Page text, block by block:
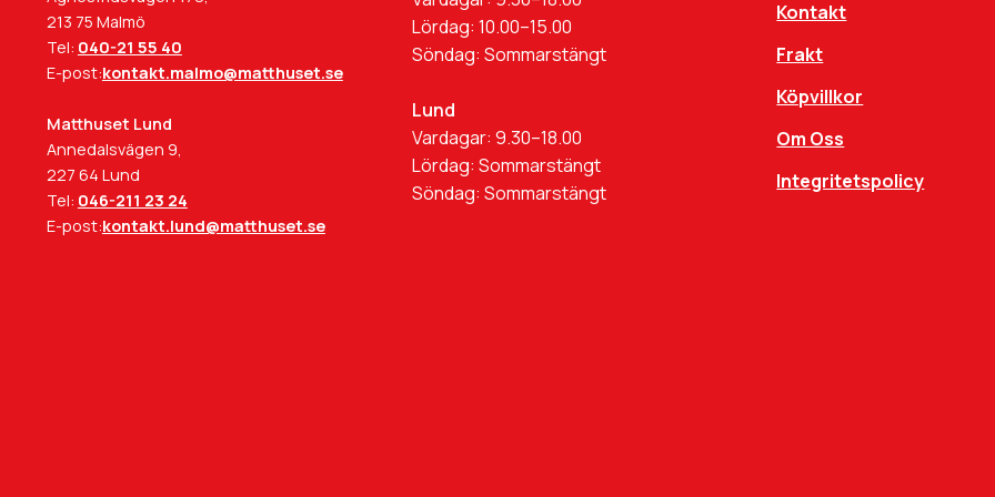
213 75 Malmö
Tel: 040-21 55 40
E-post:kontakt.malmo@matthuset.se
Matthuset Lund
Annedalsvägen 9,
227 64 Lund
Tel: 046-211 23 24
E-post:kontakt.lund@matthuset.se
Lördag: 10.00–15.00
Söndag: Sommarstängt
Lund
Vardagar: 9.30–18.00
Lördag: Sommarstängt
Söndag: Sommarstängt
Kontakt
Frakt
Köpvillkor
Om Oss
Integritetspolicy